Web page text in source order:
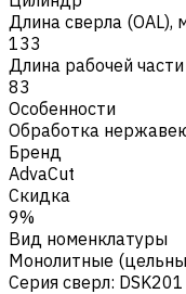
Длина сверла (OAL),
133
Длина рабочей
83
Особенности
Обработка
Бренд
AdvaCut
Скидка
9%
Вид номенклатуры
Монолитные
Серия сверл: DSK201